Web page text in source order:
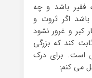
فقیر باشد و چه
باشد اگر ثروت و
کبر و غرور نشود
کند که بزرگی
است. برای درک
می کنم: